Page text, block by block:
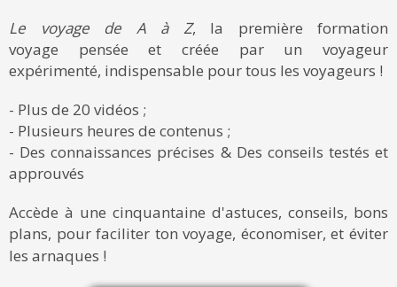
Le voyage de A à Z, la première formation
voyage pensée et créée par un voyageur
expérimenté, indispensable pour tous les voyageurs !
- Plus de 20 vidéos ;
- Plusieurs heures de contenus ;
- Des connaissances précises & Des conseils testés et
approuvés
Accède à une cinquantaine d'astuces, conseils, bons
plans, pour faciliter ton voyage, économiser, et éviter
les arnaques !